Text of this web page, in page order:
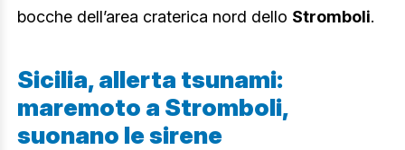
bocche dell’area craterica nord dello Stromboli.
Sicilia, allerta tsunami:
maremoto a Stromboli,
suonano le sirene